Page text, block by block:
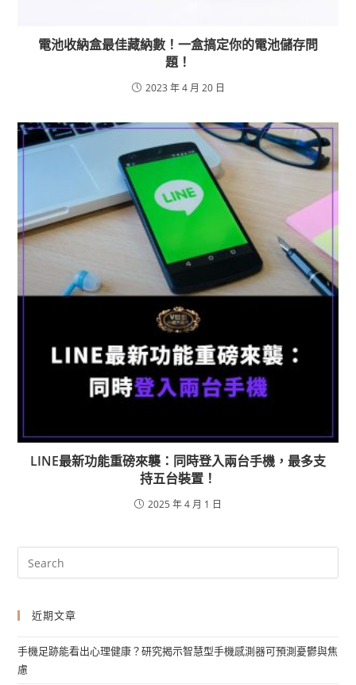
電池收納盒最佳藏納數！一盒搞定你的電池儲存問
題！
2023 年 4 月 20 日
LINE最新功能重磅來襲：同時登入兩台手機，最多支
持五台裝置！
2025 年 4 月 1 日
近期文章
手機足跡能看出心理健康？研究揭示智慧型手機感測器可預測憂鬱與焦
慮